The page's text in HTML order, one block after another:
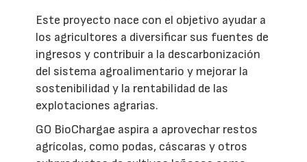
Este proyecto nace con el objetivo ayudar a
los agricultores a diversificar sus fuentes de
ingresos y contribuir a la descarbonización
del sistema agroalimentario y mejorar la
sostenibilidad y la rentabilidad de las
explotaciones agrarias.
GO BioChargae aspira a aprovechar restos
agrícolas, como podas, cáscaras y otros